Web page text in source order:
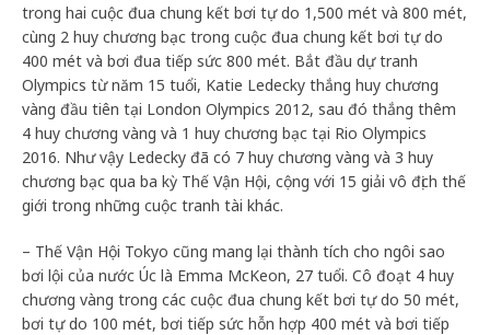
trong hai cuộc đua chung kết bơi tự do 1,500 mét và 800 mét,
cùng 2 huy chương bạc trong cuộc đua chung kết bơi tự do
400 mét và bơi đua tiếp sức 800 mét. Bắt đầu dự tranh
Olympics từ năm 15 tuổi, Katie Ledecky thắng huy chương
vàng đầu tiên tại London Olympics 2012, sau đó thắng thêm
4 huy chương vàng và 1 huy chương bạc tại Rio Olympics
2016. Như vậy Ledecky đã có 7 huy chương vàng và 3 huy
chương bạc qua ba kỳ Thế Vận Hội, cộng với 15 giải vô địch thế
giới trong những cuộc tranh tài khác.
– Thế Vận Hội Tokyo cũng mang lại thành tích cho ngôi sao
bơi lội của nước Úc là Emma McKeon, 27 tuổi. Cô đoạt 4 huy
chương vàng trong các cuộc đua chung kết bơi tự do 50 mét,
bơi tự do 100 mét, bơi tiếp sức hỗn hợp 400 mét và bơi tiếp